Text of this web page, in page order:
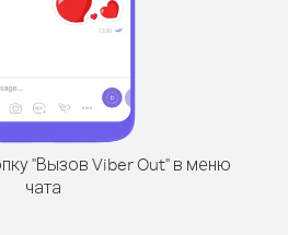
"Вызов Viber Out" в меню
чата